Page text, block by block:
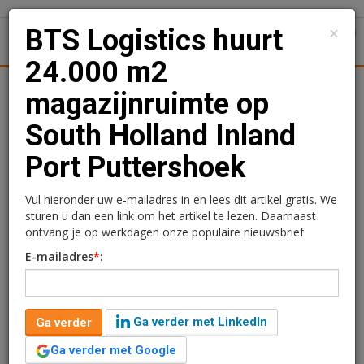
Juridisch | Fiscaal Transacties
BTS Logistics huurt
24.000 m2
magazijnruimte op South
Holland Inland Port
Puttershoek
Redactie
21 mei 2024 om 11:30
1 minuut leestijd
BTS Logistics huurt circa 24.000 m2 extra
×
BTS Logistics huurt
24.000 m2
magazijnruimte op
South Holland Inland
Port Puttershoek
Vul hieronder uw e-mailadres in en lees dit artikel gratis. We
sturen u dan een link om het artikel te lezen. Daarnaast
ontvang je op werkdagen onze populaire nieuwsbrief.
E-mailadres*:
Ga verder
Ga verder met LinkedIn
Ga verder met Google